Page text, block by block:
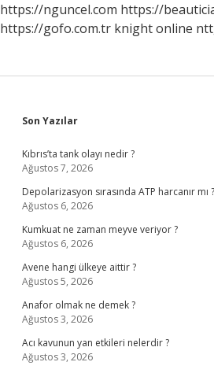
https://nguncel.com https://
https://gofo.com.tr knight online
Sidebar
Son Yazılar
Kıbrıs’ta tank olayı nedir ?
Ağustos 7, 2026
Depolarizasyon sırasında ATP harcanır mı ?
Ağustos 6, 2026
Kumkuat ne zaman meyve veriyor ?
Ağustos 6, 2026
Avene hangi ülkeye aittir ?
Ağustos 5, 2026
Anafor olmak ne demek ?
Ağustos 3, 2026
Acı kavunun yan etkileri nelerdir ?
Ağustos 3, 2026